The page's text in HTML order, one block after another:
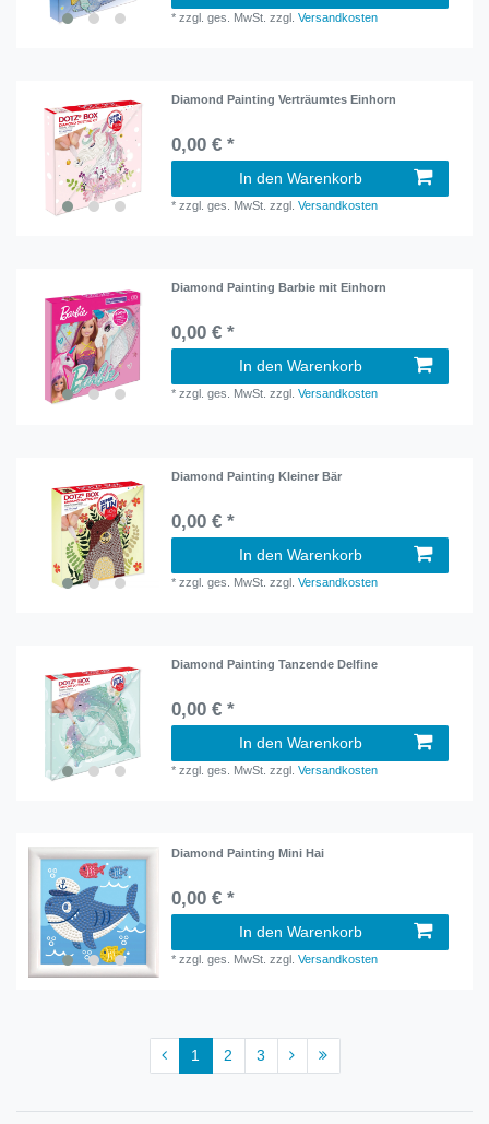
*zzgl. ges. MwSt. zzgl.Versandkosten
Diamond Painting Verträumtes Einhorn
0,00 € *
In den Warenkorb
*zzgl. ges. MwSt. zzgl.Versandkosten
Diamond Painting Barbie mit Einhorn
0,00 € *
In den Warenkorb
*zzgl. ges. MwSt. zzgl.Versandkosten
Diamond Painting Kleiner Bär
0,00 € *
In den Warenkorb
*zzgl. ges. MwSt. zzgl.Versandkosten
Diamond Painting Tanzende Delfine
0,00 € *
In den Warenkorb
*zzgl. ges. MwSt. zzgl.Versandkosten
Diamond Painting Mini Hai
0,00 € *
In den Warenkorb
*zzgl. ges. MwSt. zzgl.Versandkosten
1 2 3